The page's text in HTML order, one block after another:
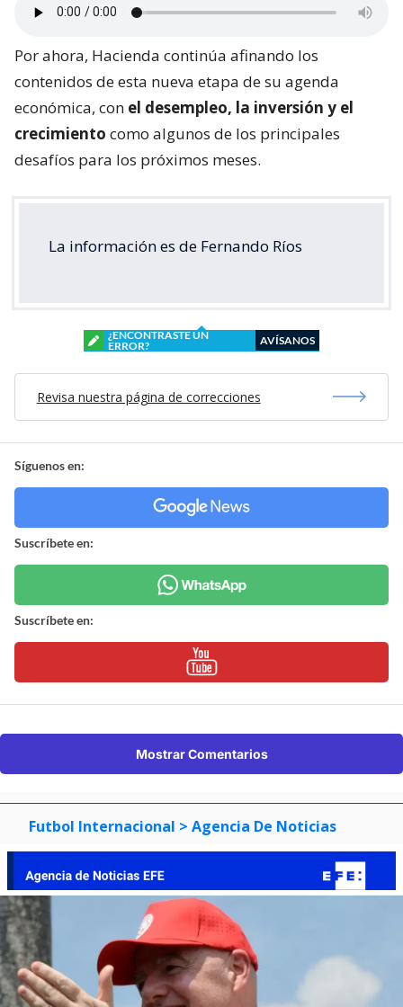
Por ahora, Hacienda continúa afinando los
contenidos de esta nueva etapa de su agenda
económica, con el desempleo, la inversión y el
crecimiento como algunos de los principales
desafíos para los próximos meses.
La información es de Fernando Ríos
¿ENCONTRASTE UN
ERROR?
AVÍSANOS
Revisa nuestra página de correcciones
Síguenos en:
Suscríbete en:
Suscríbete en:
Mostrar Comentarios
Futbol Internacional > Agencia De Noticias